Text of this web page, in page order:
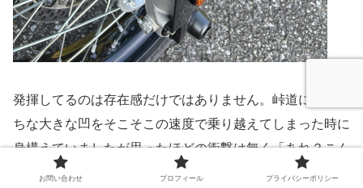
発揮してるのは存在感だけではありません。峠道にありが
ちな大きな凹をそこそこの速度で乗り越えてしまった時に
身構えていましたが思ったほどの衝撃は無く「あれ？こん
なもんかな」と感じる程度。ストローク量260mmのFフォ
お問い合わせ プロフィール プライバシーポリシー